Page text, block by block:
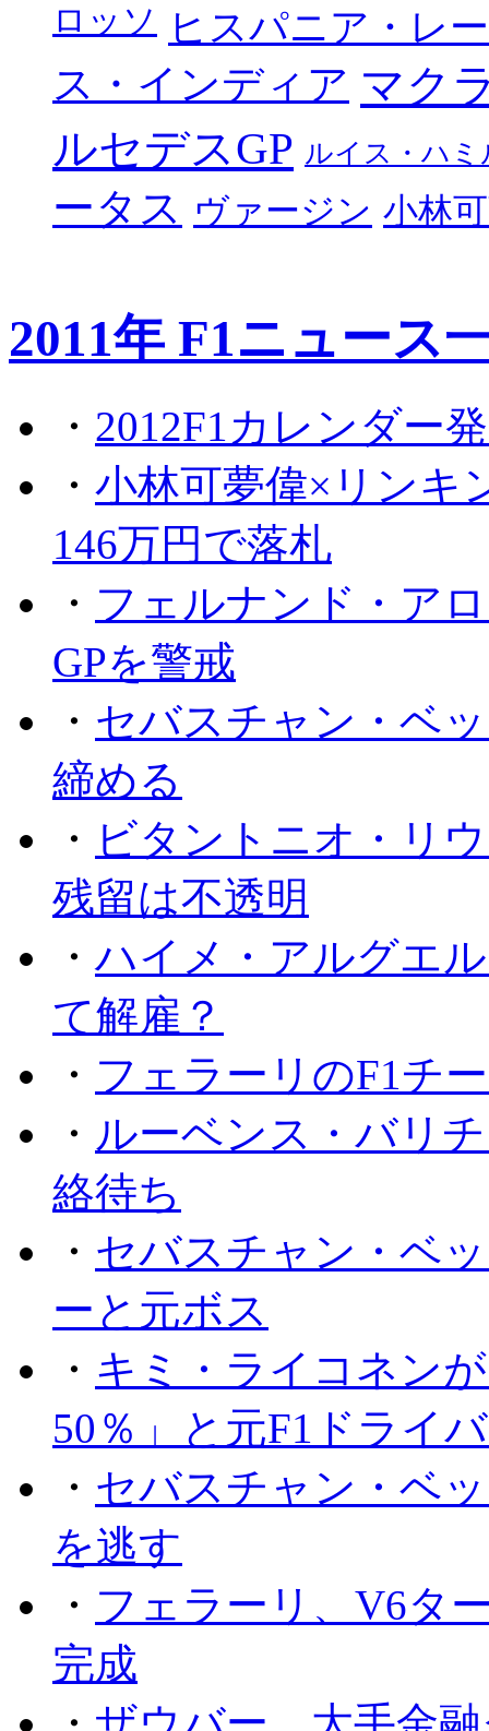
ロッソ ヒスパニア・レ
ス・インディア マク
ルセデスGP ルイス・ハミ
ータス ヴァージン 小林
2011年 F1ニュース
・ 2012F1カレンダー
・ 小林可夢偉×リンキ
146万円で落札
・ フェルナンド・ア
GPを警戒
・ セバスチャン・ベ
締める
・ ビタントニオ・リ
残留は不透明
・ハイメ・アルグエ
て解雇？
・ フェラーリのF1チ
・ ルーベンス・バリ
絡待ち
・ セバスチャン・ベ
ーと元ボス
・ キミ・ライコネン
50％」と元F1ドライ
・ セバスチャン・ベ
を逃す
・ フェラーリ、V6タ
完成